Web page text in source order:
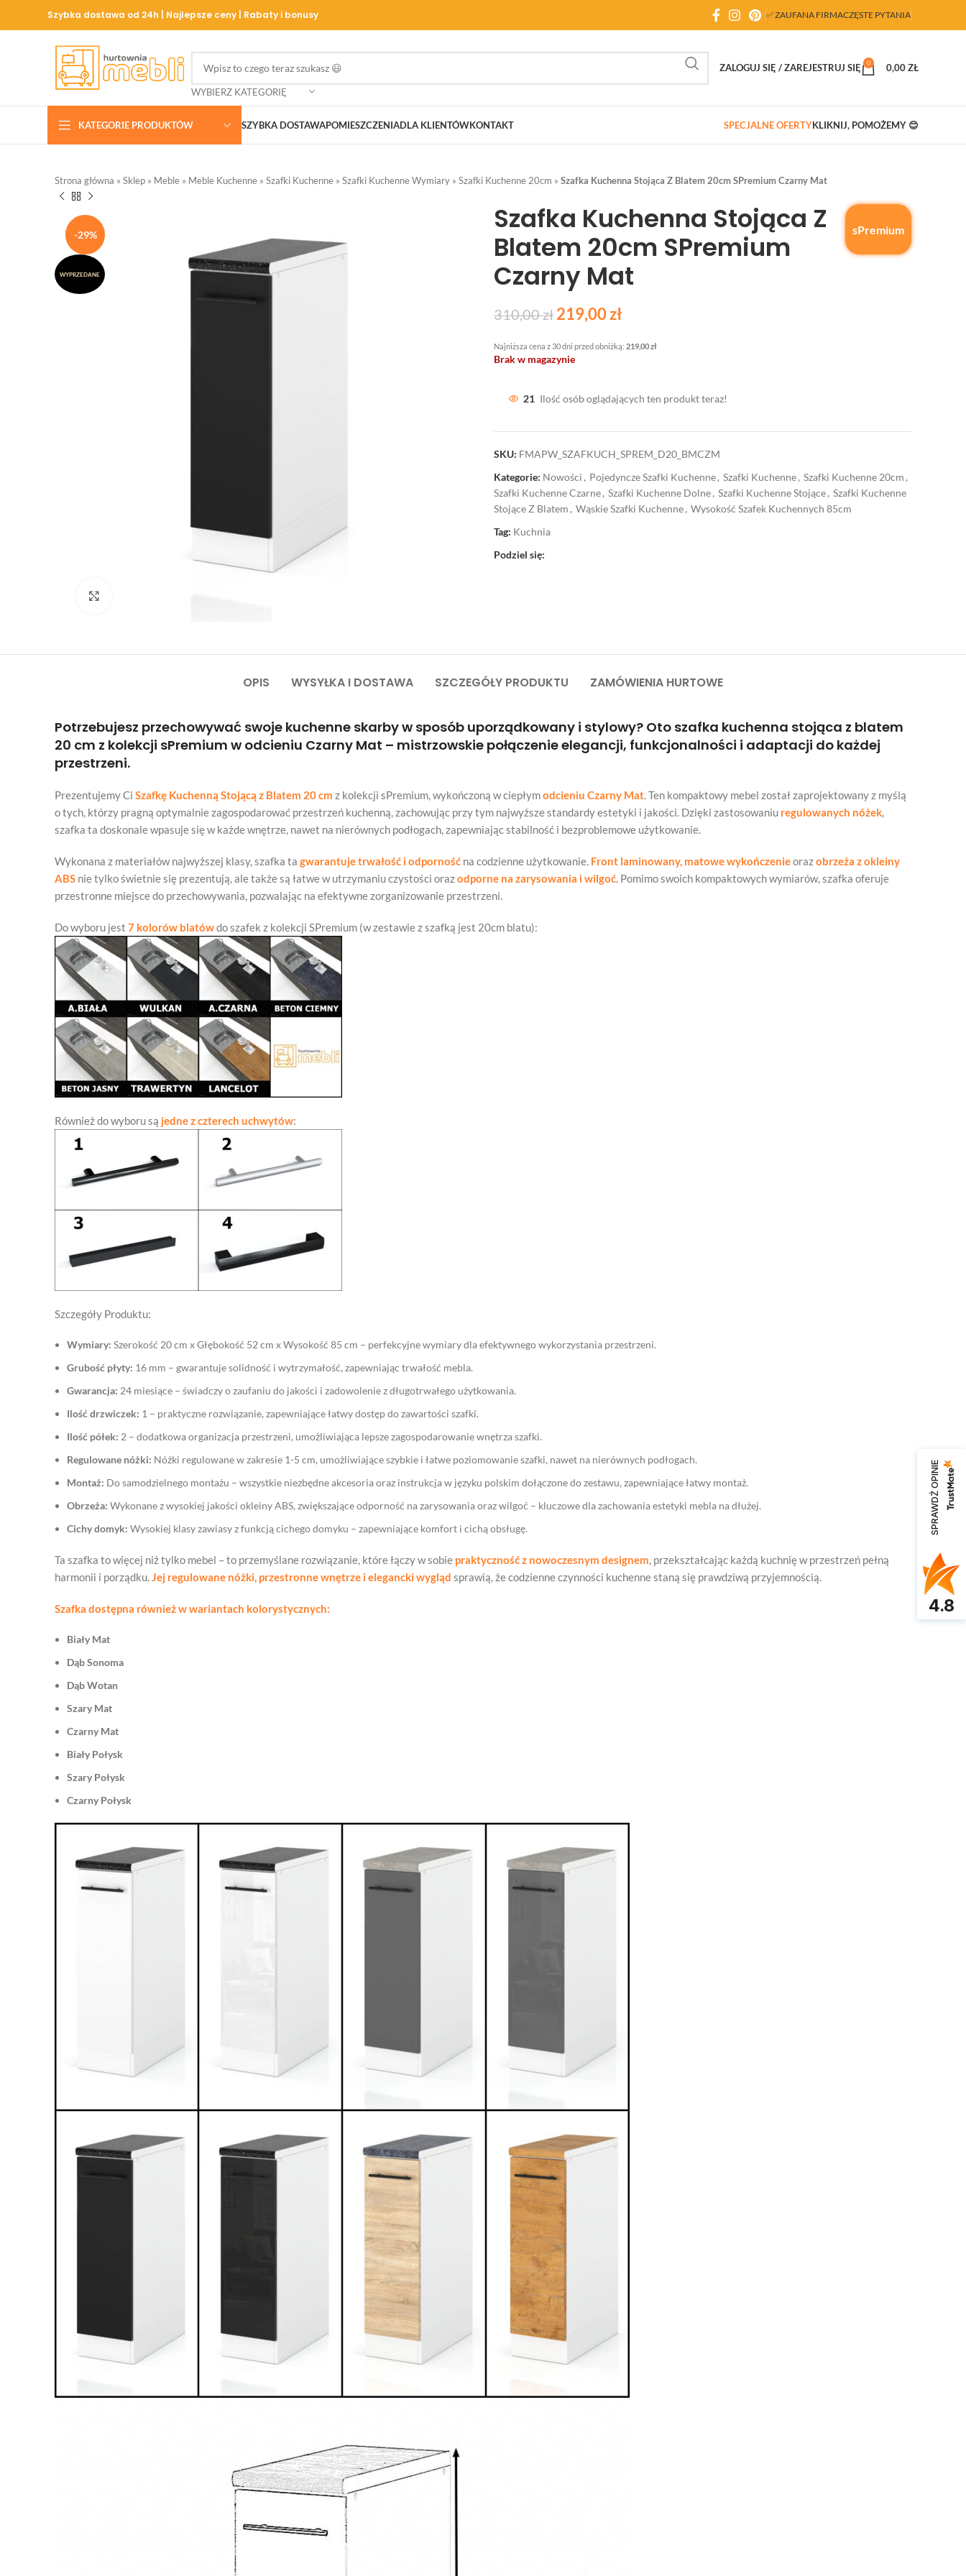
Szybka dostawa od 24h | Najlepsze ceny | Rabaty i bonusy ✅ ZAUFANA FIRMACZĘSTE PYTANIA
WYBIERZ KATEGORIĘ
ZALOGUJ SIĘ / ZAREJESTRUJ SIĘ 0 0,00ZŁ
KATEGORIE PRODUKTÓW SZYBKA DOSTAWAPOMIESZCZENIADLA KLIENTÓWKONTAKT SPECJALNE OFERTYKLIKNIJ, POMOŻEMY 😊
Strona główna » Sklep » Meble » Meble Kuchenne » Szafki Kuchenne » Szafki Kuchenne Wymiary » Szafki Kuchenne 20cm » Szafka Kuchenna Stojąca Z Blatem 20cm SPremium Czarny Mat
-29%
WYPRZEDANE
sPremium
Szafka Kuchenna Stojąca Z
Blatem 20cm SPremium
Czarny Mat
310,00zł 219,00zł
Najniższa cena z 30 dni przed obniżką: 219,00zł
Brak w magazynie
21 Ilość osób oglądających ten produkt teraz!
SKU: FMAPW_SZAFKUCH_SPREM_D20_BMCZM
Kategorie: Nowości , Pojedyncze Szafki Kuchenne, Szafki Kuchenne, Szafki Kuchenne 20cm ,
Szafki Kuchenne Czarne, Szafki Kuchenne Dolne, Szafki Kuchenne Stojące, Szafki Kuchenne
Stojące Z Blatem , Wąskie Szafki Kuchenne, Wysokość Szafek Kuchennych 85cm
Tag: Kuchnia
Podziel się:
OPIS WYSYŁKA I DOSTAWA SZCZEGÓŁY PRODUKTU ZAMÓWIENIA HURTOWE
Potrzebujesz przechowywać swoje kuchenne skarby w sposób uporządkowany i stylowy? Oto szafka kuchenna stojąca z blatem
20 cm z kolekcji sPremium w odcieniu Czarny Mat – mistrzowskie połączenie elegancji, funkcjonalności i adaptacji do każdej
przestrzeni.
Prezentujemy Ci Szafkę Kuchenną Stojącą z Blatem 20 cm z kolekcji sPremium, wykończoną w ciepłymodcieniu Czarny Mat. Ten kompaktowy mebel został zaprojektowany z myślą
o tych, którzy pragną optymalnie zagospodarować przestrzeń kuchenną, zachowując przy tym najwyższe standardy estetyki i jakości. Dzięki zastosowaniu regulowanych nóżek,
szafka ta doskonale wpasuje się w każde wnętrze, nawet na nierównych podłogach, zapewniając stabilność i bezproblemowe użytkowanie.
Wykonana z materiałów najwyższej klasy, szafka ta gwarantuje trwałość i odporność na codzienne użytkowanie. Front laminowany, matowe wykończenieorazobrzeża z okleiny
ABS nie tylko świetnie się prezentują, ale także są łatwe w utrzymaniu czystości orazodporne na zarysowania i wilgoć. Pomimo swoich kompaktowych wymiarów, szafka oferuje
przestronne miejsce do przechowywania, pozwalając na efektywne zorganizowanie przestrzeni.
Do wyboru jest 7 kolorów blatówdo szafek z kolekcji SPremium (w zestawie z szafką jest 20cm blatu):
Również do wyboru są jedne z czterech uchwytów:
Szczegóły Produktu:
Wymiary: Szerokość 20 cm x Głębokość 52 cm x Wysokość 85 cm – perfekcyjne wymiary dla efektywnego wykorzystania przestrzeni.
Grubość płyty: 16 mm – gwarantuje solidność i wytrzymałość, zapewniając trwałość mebla.
Gwarancja: 24 miesiące – świadczy o zaufaniu do jakości i zadowolenie z długotrwałego użytkowania.
Ilość drzwiczek: 1 – praktyczne rozwiązanie, zapewniające łatwy dostęp do zawartości szafki.
Ilość półek: 2 – dodatkowa organizacja przestrzeni, umożliwiająca lepsze zagospodarowanie wnętrza szafki.
Regulowane nóżki: Nóżki regulowane w zakresie 1-5 cm, umożliwiające szybkie i łatwe poziomowanie szafki, nawet na nierównych podłogach.
Montaż: Do samodzielnego montażu – wszystkie niezbędne akcesoria oraz instrukcja w języku polskim dołączone do zestawu, zapewniające łatwy montaż.
Obrzeża: Wykonane z wysokiej jakości okleiny ABS, zwiększające odporność na zarysowania oraz wilgoć – kluczowe dla zachowania estetyki mebla na dłużej.
Cichy domyk: Wysokiej klasy zawiasy z funkcją cichego domyku – zapewniające komfort i cichą obsługę.
Ta szafka to więcej niż tylko mebel – to przemyślane rozwiązanie, które łączy w sobie praktyczność z nowoczesnym designem, przekształcając każdą kuchnię w przestrzeń pełną
harmonii i porządku.Jej regulowane nóżki, przestronne wnętrze i elegancki wygląd sprawią, że codzienne czynności kuchenne staną się prawdziwą przyjemnością.
Szafka dostępna również w wariantach kolorystycznych:
Biały Mat
Dąb Sonoma
Dąb Wotan
Szary Mat
Czarny Mat
Biały Połysk
Szary Połysk
Czarny Połysk
SPRAWDŹ OPINIE
4.8